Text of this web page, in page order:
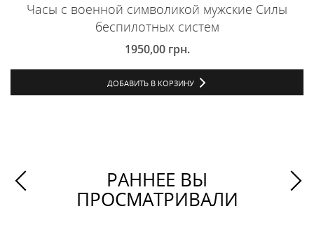
Часы с военной символикой мужские Силы
беспилотных систем
1950,00 грн.
ДОБАВИТЬ В КОРЗИНУ
РАННЕЕ ВЫ
ПРОСМАТРИВАЛИ